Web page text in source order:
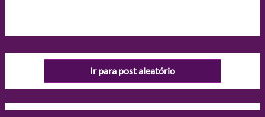
Ir para post aleatório